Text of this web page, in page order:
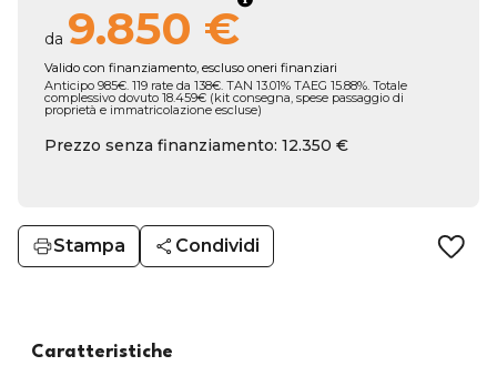
da 9.850 €
Valido con finanziamento, escluso oneri finanziari
Anticipo 985€. 119 rate da 138€. TAN 13.01% TAEG 15.88%. Totale
complessivo dovuto 18.459€ (kit consegna, spese passaggio di
proprietà e immatricolazione escluse)
Prezzo senza finanziamento: 12.350 €
Stampa Condividi
Caratteristiche